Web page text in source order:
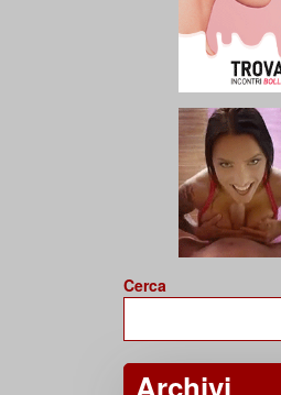
Cerca
Archivi